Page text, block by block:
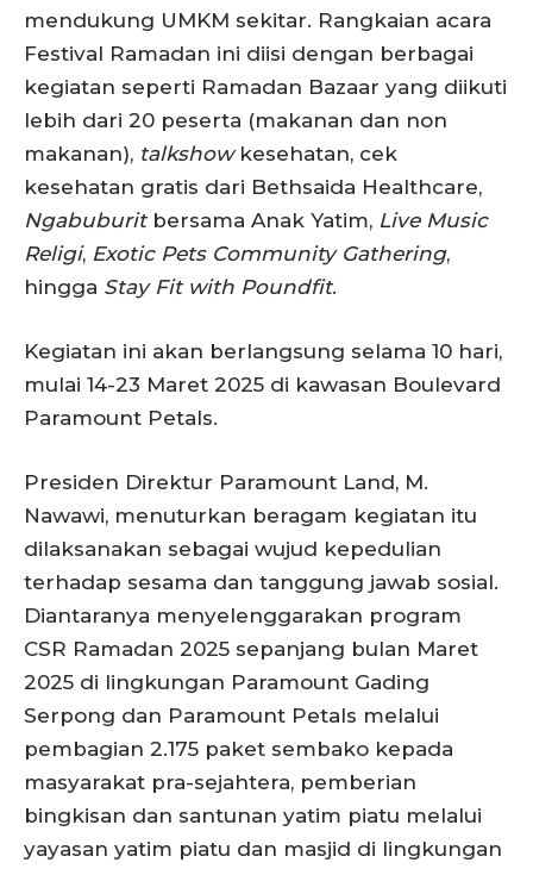
mendukung UMKM sekitar. Rangkaian acara
Festival Ramadan ini diisi dengan berbagai
kegiatan seperti Ramadan Bazaar yang diikuti
lebih dari 20 peserta (makanan dan non
makanan), talkshowkesehatan, cek
kesehatan gratis dari Bethsaida Healthcare,
Ngabuburitbersama Anak Yatim, Live Music
Religi, Exotic Pets Community Gathering,
hingga Stay Fit with Poundfit.
Kegiatan ini akan berlangsung selama 10 hari,
mulai 14-23 Maret 2025 di kawasan Boulevard
Paramount Petals.
Presiden Direktur Paramount Land, M.
Nawawi, menuturkan beragam kegiatan itu
dilaksanakan sebagai wujud kepedulian
terhadap sesama dan tanggung jawab sosial.
Diantaranya menyelenggarakan program
CSR Ramadan 2025 sepanjang bulan Maret
2025 di lingkungan Paramount Gading
Serpong dan Paramount Petals melalui
pembagian 2.175 paket sembako kepada
masyarakat pra-sejahtera, pemberian
bingkisan dan santunan yatim piatu melalui
yayasan yatim piatu dan masjid di lingkungan